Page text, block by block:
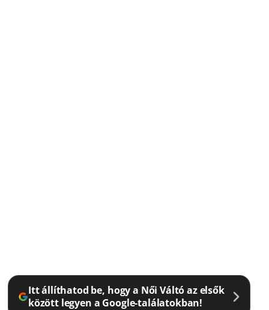
Itt állíthatod be, hogy a Női Váltó az elsők
között legyen a Google-találatokban!